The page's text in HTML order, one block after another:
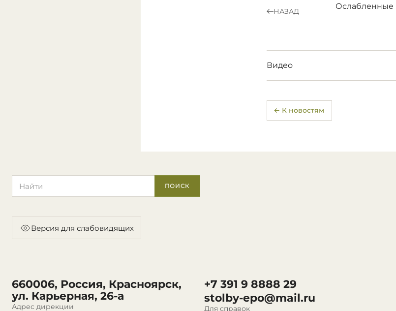
НАЗАД
Видео
← К новостям
ПОИСК
Версия для слабовидящих
660006, Россия, Красноярск,
ул. Карьерная, 26-а
Адрес дирекции
+7 391 9 8888 29
stolby-epo@mail.ru
Для справок